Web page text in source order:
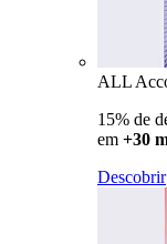
ALL
15% de
em +30
Descobrir